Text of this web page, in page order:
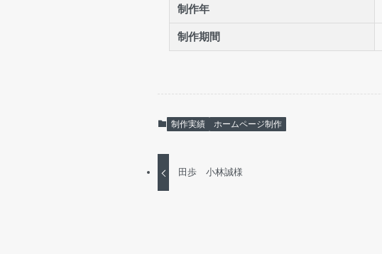
制作年
制作期間
制作実績 ホームページ制作
田歩 小林誠様